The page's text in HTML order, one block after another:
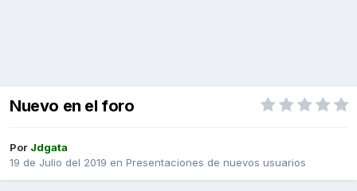
Nuevo en el foro
Por Jdgata
19 de Julio del 2019 en Presentaciones de nuevos usuarios